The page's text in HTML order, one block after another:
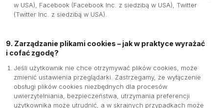
w USA), Facebook (Facebook Inc. z siedzibą w USA), Twitter
(Twitter Inc. z siedzibą w USA).
9. Zarządzanie plikami cookies – jak w praktyce wyrażać
i cofać zgodę?
Jeśli użytkownik nie chce otrzymywać plików cookies, może
zmienić ustawienia przeglądarki. Zastrzegamy, że wyłączenie
obsługi plików cookies niezbędnych dla procesów
uwierzytelniania, bezpieczeństwa, utrzymania preferencji
użytkownika może utrudnić, a w skrajnych przypadkach może